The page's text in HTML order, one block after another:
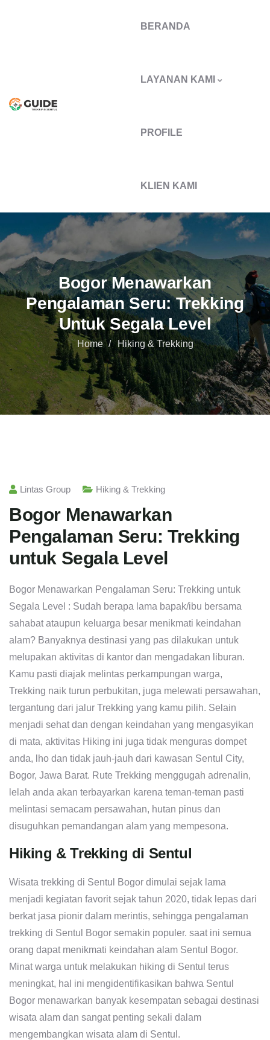
BERANDA
LAYANAN KAMI
PROFILE
KLIEN KAMI
Bogor Menawarkan
Pengalaman Seru: Trekking
Untuk Segala Level
Home Hiking & Trekking
Lintas Group Hiking & Trekking
Bogor Menawarkan
Pengalaman Seru: Trekking
untuk Segala Level
Bogor Menawarkan Pengalaman Seru: Trekking untuk
Segala Level : Sudah berapa lama bapak/ibu bersama
sahabat ataupun keluarga besar menikmati keindahan
alam? Banyaknya destinasi yang pas dilakukan untuk
melupakan aktivitas di kantor dan mengadakan liburan.
Kamu pasti diajak melintas perkampungan warga,
Trekking naik turun perbukitan, juga melewati persawahan,
tergantung dari jalur Trekking yang kamu pilih. Selain
menjadi sehat dan dengan keindahan yang mengasyikan
di mata, aktivitas Hiking ini juga tidak menguras dompet
anda, lho dan tidak jauh-jauh dari kawasan Sentul City,
Bogor, Jawa Barat. Rute Trekking menggugah adrenalin,
lelah anda akan terbayarkan karena teman-teman pasti
melintasi semacam persawahan, hutan pinus dan
disuguhkan pemandangan alam yang mempesona.
Hiking & Trekking di Sentul
Wisata trekking di Sentul Bogor dimulai sejak lama
menjadi kegiatan favorit sejak tahun 2020, tidak lepas dari
berkat jasa pionir dalam merintis, sehingga pengalaman
trekking di Sentul Bogor semakin populer. saat ini semua
orang dapat menikmati keindahan alam Sentul Bogor.
Minat warga untuk melakukan hiking di Sentul terus
meningkat, hal ini mengidentifikasikan bahwa Sentul
Bogor menawarkan banyak kesempatan sebagai destinasi
wisata alam dan sangat penting sekali dalam
mengembangkan wisata alam di Sentul.